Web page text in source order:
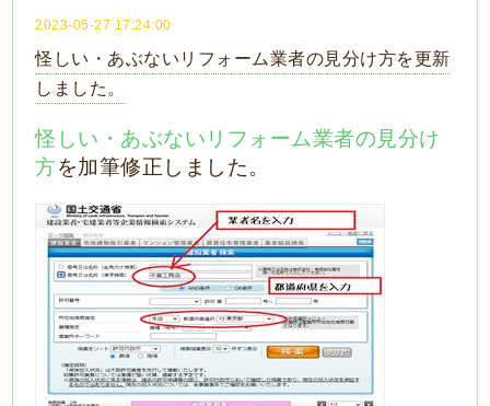
2023-05-27 17:24:00
怪しい・あぶないリフォーム業者の見分け方を更新
しました。
怪しい・あぶないリフォーム業者の見分け
方を加筆修正しました。